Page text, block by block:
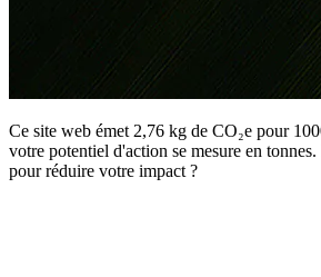
Ce site web émet 2,76 kg de CO₂e pour
votre potentiel d'action se mesure en tonnes.
pour réduire votre impact ?